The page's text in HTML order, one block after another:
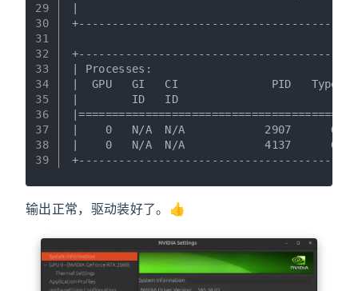
29
30
31
32
33
34
35
36
37
38
39
+-----------------------------------------
| Processes:
|  GPU   GI   CI              PID   Type
|        ID   ID
|    0   N/A  N/A            2907      G
|    0   N/A  N/A            4137      G
输出正常，驱动装好了。👍️